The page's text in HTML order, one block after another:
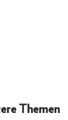
Themen